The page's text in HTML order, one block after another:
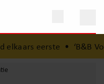
‘B&B Vol Liefde’-Timothy